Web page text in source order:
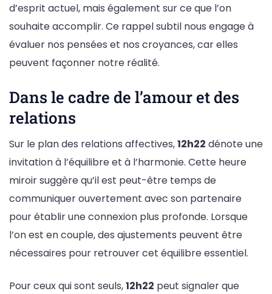
d’esprit actuel, mais également sur ce que l’on
souhaite accomplir. Ce rappel subtil nous engage à
évaluer nos pensées et nos croyances, car elles
peuvent façonner notre réalité.
Dans le cadre de l’amour et des
relations
Sur le plan des relations affectives,12h22 dénote une
invitation à l’équilibre et à l’harmonie. Cette heure
miroir suggère qu’il est peut-être temps de
communiquer ouvertement avec son partenaire
pour établir une connexion plus profonde. Lorsque
l’on est en couple, des ajustements peuvent être
nécessaires pour retrouver cet équilibre essentiel.
Pour ceux qui sont seuls,12h22 peut signaler que